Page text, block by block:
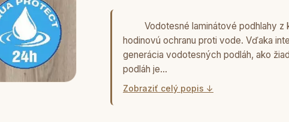
Vodotesné laminátové podhlahy z
hodinovú ochranu proti vode. Vďaka
generácia vodotesných podláh, ako
podláh je…
Zobraziť celý popis ↓